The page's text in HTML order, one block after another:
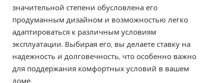
значительной степени обусловлена его
продуманным дизайном и возможностью легко
адаптироваться к различным условиям
эксплуатации. Выбирая его, вы делаете ставку на
надежность и долговечность, что особенно важно
для поддержания комфортных условий в вашем
доме.